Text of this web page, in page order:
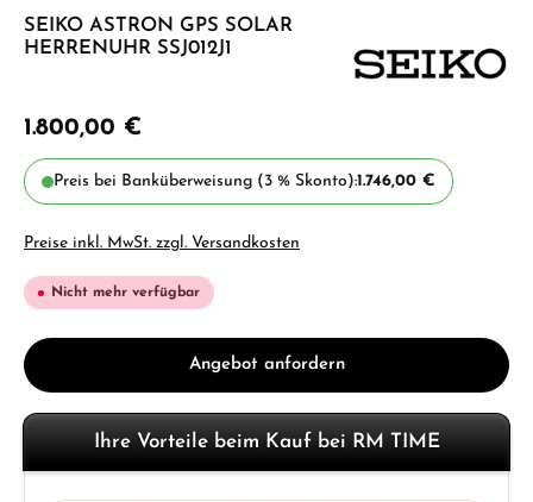
SEIKO ASTRON GPS SOLAR
HERRENUHR SSJ012J1
1.800,00 €
Preis bei Banküberweisung (3 % Skonto):1.746,00 €
Preise inkl. MwSt. zzgl. Versandkosten
Nicht mehr verfügbar
Angebot anfordern
Ihre Vorteile beim Kauf bei RM TIME